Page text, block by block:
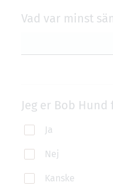
Vad var minst
Jeg er Bob
Ja
Nej
Kanske